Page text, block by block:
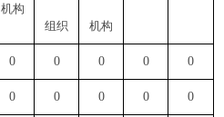
机构
组织 机构
0 0 0 0 0
0 0 0 0 0